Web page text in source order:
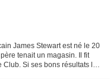
James Stewart est né le 20
tenait un magasin. Il fit
Si ses bons résultats lui